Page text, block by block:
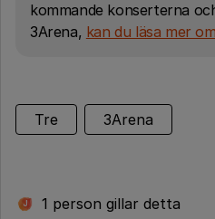
kommande konserterna
3Arena, kan du läsa mer
Tre 3Arena
J 1 person gillar detta